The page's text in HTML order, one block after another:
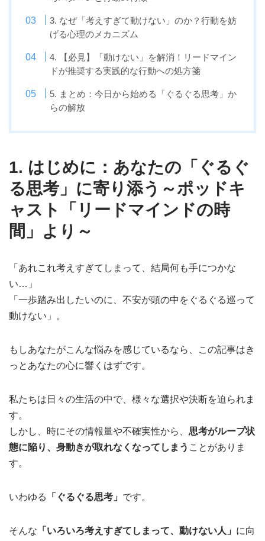
3. なぜ「考えすぎて動けない」のか？行動を妨
げる心理のメカニズム
4. 【必見】「動けない」を解消！リードマイン
ドが推奨する実践的な行動への処方箋
5. まとめ：今日から始める「ぐるぐる思考」か
らの解放
1. はじめに：あなたの「ぐるぐ
る思考」に寄り添う～ポッドキ
ャスト「リードマインドの時
間」より～
「あれこれ考えすぎてしまって、結局何も手につかな
い…」
「一歩踏み出したいのに、不安が頭の中をぐるぐる巡って
動けない」。
もしあなたがこんな悩みを感じているなら、この記事はき
っとあなたの心に響くはずです。
私たちは日々の生活の中で、様々な選択や決断を迫られま
す。
しかし、時にその情報量や不確実性から、 思考がループ状
態に陥り、身動きが取れなくなってしまう ことがありま
す。
いわゆる 「ぐるぐる思考」 です。
そんな 「いろいろ考えすぎてしまって、動けない人」 に向